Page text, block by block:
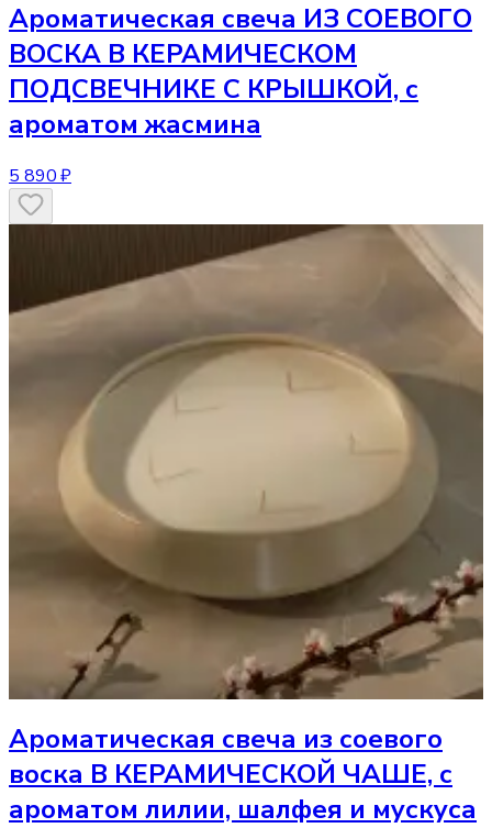
Ароматическая свеча ИЗ СОЕВОГО
ВОСКА В КЕРАМИЧЕСКОМ
ПОДСВЕЧНИКЕ С КРЫШКОЙ, с
ароматом жасмина
5 890 ₽
Ароматическая свеча из соевого
воска В КЕРАМИЧЕСКОЙ ЧАШЕ, с
ароматом лилии, шалфея и мускуса